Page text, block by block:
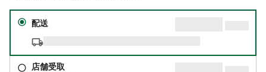
配送
店舗受取